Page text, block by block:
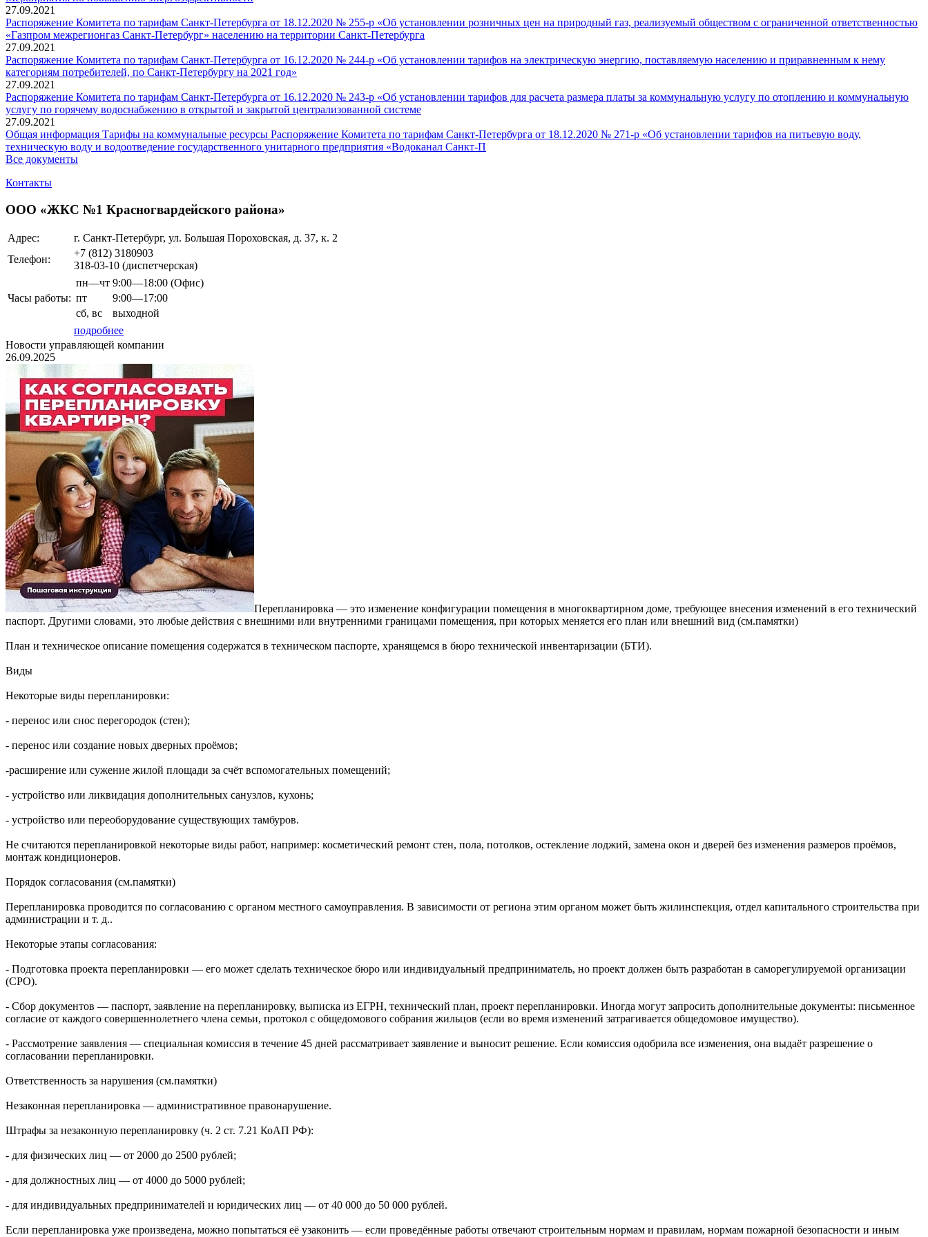
27.09.2021
Распоряжение Комитета по тарифам Санкт-Петербурга от 18.12.2020 № 255-р «Об установлении розничных цен на природный газ, реализуемый обществом с ограниченной ответственностью
«Газпром межрегионгаз Санкт-Петербург» населению на территории Санкт-Петербурга
27.09.2021
Распоряжение Комитета по тарифам Санкт-Петербурга от 16.12.2020 № 244-р «Об установлении тарифов на электрическую энергию, поставляемую населению и приравненным к нему
категориям потребителей, по Санкт-Петербургу на 2021 год»
27.09.2021
Распоряжение Комитета по тарифам Санкт-Петербурга от 16.12.2020 № 243-р «Об установлении тарифов для расчета размера платы за коммунальную услугу по отоплению и коммунальную
услугу по горячему водоснабжению в открытой и закрытой централизованной системе
27.09.2021
Общая информация Тарифы на коммунальные ресурсы Распоряжение Комитета по тарифам Санкт-Петербурга от 18.12.2020 № 271-р «Об установлении тарифов на питьевую воду,
техническую воду и водоотведение государственного унитарного предприятия «Водоканал Санкт-П
Все документы
Контакты
ООО «ЖКC №1 Красногвардейского района»
Адрес:
г. Санкт-Петербург, ул. Большая Пороховская, д. 37, к. 2
Телефон:
+7 (812) 3180903
318-03-10 (диспетчерская)
Часы работы:
пн—чт 9:00—18:00 (Офис)
пт
9:00—17:00
сб, вс
выходной
подробнее
Новости управляющей компании
26.09.2025
Перепланировка — это изменение конфигурации помещения в многоквартирном доме, требующее внесения изменений в его технический
паспорт. Другими словами, это любые действия с внешними или внутренними границами помещения, при которых меняется его план или внешний вид (см.памятки)
План и техническое описание помещения содержатся в техническом паспорте, хранящемся в бюро технической инвентаризации (БТИ).
Виды
Некоторые виды перепланировки:
- перенос или снос перегородок (стен);
- перенос или создание новых дверных проёмов;
-расширение или сужение жилой площади за счёт вспомогательных помещений;
- устройство или ликвидация дополнительных санузлов, кухонь;
- устройство или переоборудование существующих тамбуров.
Не считаются перепланировкой некоторые виды работ, например: косметический ремонт стен, пола, потолков, остекление лоджий, замена окон и дверей без изменения размеров проёмов,
монтаж кондиционеров.
Порядок согласования (см.памятки)
Перепланировка проводится по согласованию с органом местного самоуправления. В зависимости от региона этим органом может быть жилинспекция, отдел капитального строительства при
администрации и т. д..
Некоторые этапы согласования:
- Подготовка проекта перепланировки — его может сделать техническое бюро или индивидуальный предприниматель, но проект должен быть разработан в саморегулируемой организации
(СРО).
- Сбор документов — паспорт, заявление на перепланировку, выписка из ЕГРН, технический план, проект перепланировки. Иногда могут запросить дополнительные документы: письменное
согласие от каждого совершеннолетнего члена семьи, протокол с общедомового собрания жильцов (если во время изменений затрагивается общедомовое имущество).
- Рассмотрение заявления — специальная комиссия в течение 45 дней рассматривает заявление и выносит решение. Если комиссия одобрила все изменения, она выдаёт разрешение о
согласовании перепланировки.
Ответственность за нарушения (см.памятки)
Незаконная перепланировка — административное правонарушение.
Штрафы за незаконную перепланировку (ч. 2 ст. 7.21 КоАП РФ):
- для физических лиц — от 2000 до 2500 рублей;
- для должностных лиц — от 4000 до 5000 рублей;
- для индивидуальных предпринимателей и юридических лиц — от 40 000 до 50 000 рублей.
Если перепланировка уже произведена, можно попытаться её узаконить — если проведённые работы отвечают строительным нормам и правилам, нормам пожарной безопасности и иным